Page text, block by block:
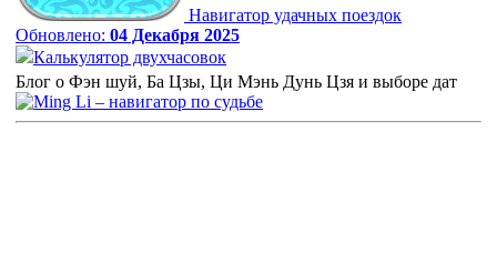
Навигатор удачных поездок
Обновлено: 04 Декабря 2025
Калькулятор двухчасовок
Блог о Фэн шуй, Ба Цзы, Ци Мэнь Дунь Цзя и выборе дат